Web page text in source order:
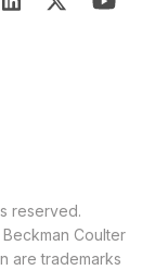
reserved.
Coulter
are trademarks